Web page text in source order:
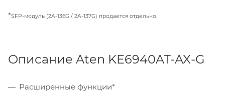
*SFP-модуль (2A-136G / 2A-137G) продается отдельно.
Описание Aten KE6940AT-AX-G
Расширенные функции*